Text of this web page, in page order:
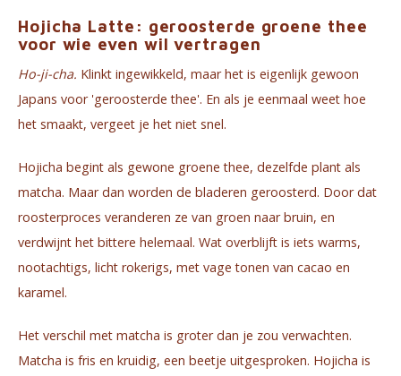
Hojicha Latte: geroosterde groene thee
voor wie even wil vertragen
Ho-ji-cha. Klinkt ingewikkeld, maar het is eigenlijk gewoon
Japans voor 'geroosterde thee'. En als je eenmaal weet hoe
het smaakt, vergeet je het niet snel.
Hojicha begint als gewone groene thee, dezelfde plant als
matcha. Maar dan worden de bladeren geroosterd. Door dat
roosterproces veranderen ze van groen naar bruin, en
verdwijnt het bittere helemaal. Wat overblijft is iets warms,
nootachtigs, licht rokerigs, met vage tonen van cacao en
karamel.
Het verschil met matcha is groter dan je zou verwachten.
Matcha is fris en kruidig, een beetje uitgesproken. Hojicha is